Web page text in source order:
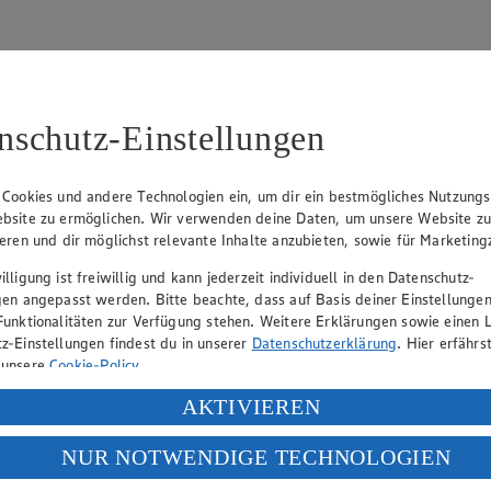
gewährt Ihnen jedoch das Recht, den auf dieser Website
und Vervielfältigung von Bildmaterial oder Grafiken aus
verantwortlich. Firma und Anschriften unserer
hin, dass wir nicht an einem Streitbeilegungsverfahren vor einer
Einstellungen
und andere Technologien ein, um dir ein bestmögliches
zu ermöglichen. Wir verwenden deine Daten, um unsere Website zu
und dir möglichst relevante Inhalte anzubieten, sowie für
ist freiwillig und kann jederzeit individuell in den Datenschutz-
angepasst werden. Bitte beachte, dass auf Basis deiner
zur Verfügung stehen. Weitere Erklärungen sowie einen
Einstellungen findest du in unserer Datenschutzerklärung. Hier
Cookie-Policy.
deiner personenbezogenen Daten in den USA durch Facebook und
„Aktivieren“ klickst, willigst du im Sinne des Art. 49 Abs. 1 Satz 1 lit.
Daten in den USA verarbeitet werden. Der EuGH sieht die USA als
europäischen Standards nicht angemessenen Datenschutzniveau an. Es
AKTIVIEREN
NUR NOTWENDIGE TECHNOLOGIEN